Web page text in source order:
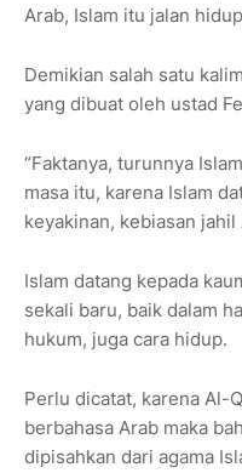
Arab, Islam itu jalan
Demikian salah satu
yang dibuat oleh ustad
“Faktanya, turunnya
masa itu, karena Islam
keyakinan, kebiasan
Islam datang kepada
sekali baru, baik dalam
hukum, juga cara hidup.
Perlu dicatat, karena Al-
berbahasa Arab maka
dipisahkan dari agama